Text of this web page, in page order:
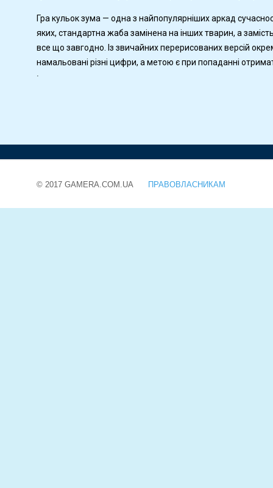
Гра кульок зума — одна з найпопулярніших аркад
яких, стандартна жаба замінена на інших тварин, а
все що завгодно. Із звичайних перерисованих версій
намальовані різні цифри, а метою є при попаданні
.
© 2017 GAMERA.COM.UA ПРАВОВЛАСНИКАМ